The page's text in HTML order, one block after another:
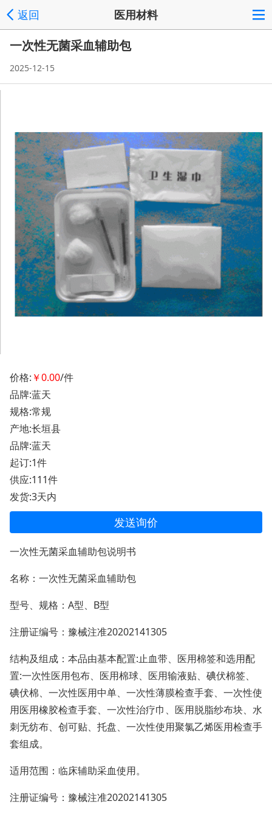
返回 医用材料
一次性无菌采血辅助包
2025-12-15
价格: ￥0.00/件
品牌:蓝天
规格:常规
产地:长垣县
品牌:蓝天
起订:1件
供应:111件
发货:3天内
发送询价
一次性无菌采血辅助包说明书
名称：一次性无菌采血辅助包
型号、规格：A型、B型
注册证编号：豫械注准20202141305
结构及组成：本品由基本配置:止血带、医用棉签和选用配
置:一次性医用包布、医用棉球、医用输液贴、碘伏棉签、
碘伏棉、一次性医用中单、一次性薄膜检查手套、一次性使
用医用橡胶检查手套、一次性治疗巾、医用脱脂纱布块、水
刺无纺布、创可贴、托盘、一次性使用聚氯乙烯医用检查手
套组成。
适用范围：临床辅助采血使用。
注册证编号：豫械注准20202141305